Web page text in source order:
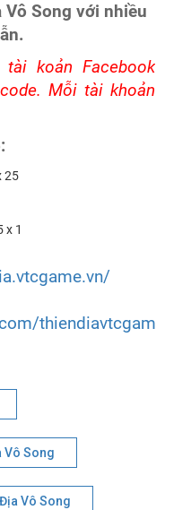
Song với nhiều
koản Facebook
Mỗi tài khoản
25
x 1
thiendiavtcgame
Vô Song
Vô Song